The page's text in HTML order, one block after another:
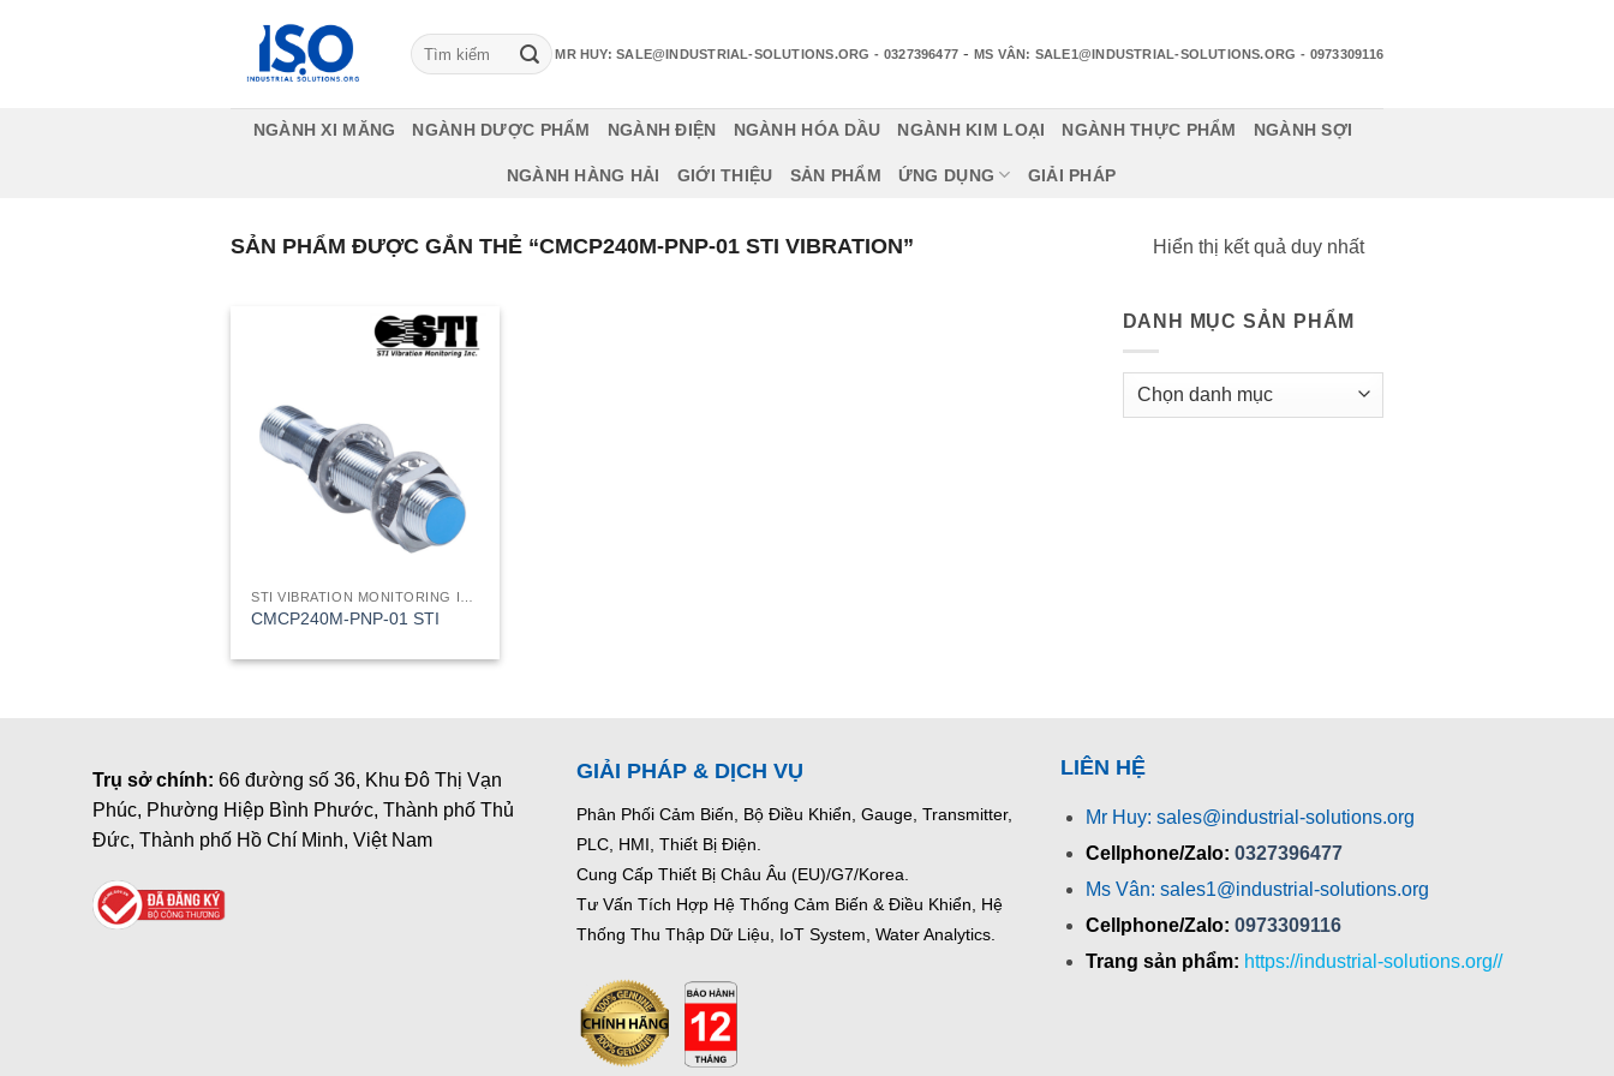
Tìm
kiếm:
MR HUY: SALE@INDUSTRIAL-SOLUTIONS.ORG - 0327396477 -MS VÂN: SALE1@INDUSTRIAL-SOLUTIONS.ORG - 0973309116
NGÀNH XI MĂNG NGÀNH DƯỢC PHẨM NGÀNH ĐIỆN NGÀNH HÓA DẦU NGÀNH KIM LOẠI NGÀNH THỰC PHẨM NGÀNH SỢI
NGÀNH HÀNG HẢI GIỚI THIỆU SẢN PHẨM ỨNG DỤNG GIẢI PHÁP
SẢN PHẨM ĐƯỢC GẮN THẺ “CMCP240M-PNP-01 STI VIBRATION” Hiển thị kết quả duy nhất
CMCP240M-PNP-01 STI
DANH MỤC SẢN PHẨM
Trụ sở chính: 66 đường số 36, Khu Đô Thị Vạn
Phúc, Phường Hiệp Bình Phước, Thành phố Thủ
Đức, Thành phố Hồ Chí Minh, Việt Nam
GIẢI PHÁP & DỊCH VỤ
Phân Phối Cảm Biến, Bộ Điều Khiển, Gauge, Transmitter,
PLC, HMI, Thiết Bị Điện.
Cung Cấp Thiết Bị Châu Âu (EU)/G7/Korea.
Tư Vấn Tích Hợp Hệ Thống Cảm Biến & Điều Khiển, Hệ
Thống Thu Thập Dữ Liệu, IoT System, Water Analytics.
LIÊN HỆ
Mr Huy: sales@industrial-solutions.org
Cellphone/Zalo: 0327396477
Ms Vân: sales1@industrial-solutions.org
Cellphone/Zalo: 0973309116
Trang sản phẩm: https://industrial-solutions.org//